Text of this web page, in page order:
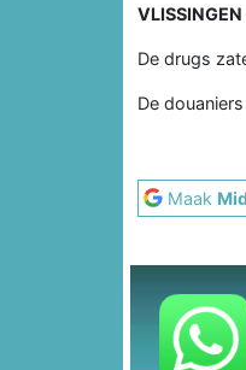
De drugs
De
Maak